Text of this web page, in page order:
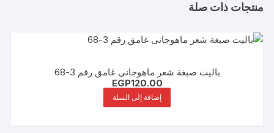
منتجات ذات صلة
باليت صبغة شعر ماهوجانى غامق رقم 3-68
EGP120.00
إضافة إلى السلة